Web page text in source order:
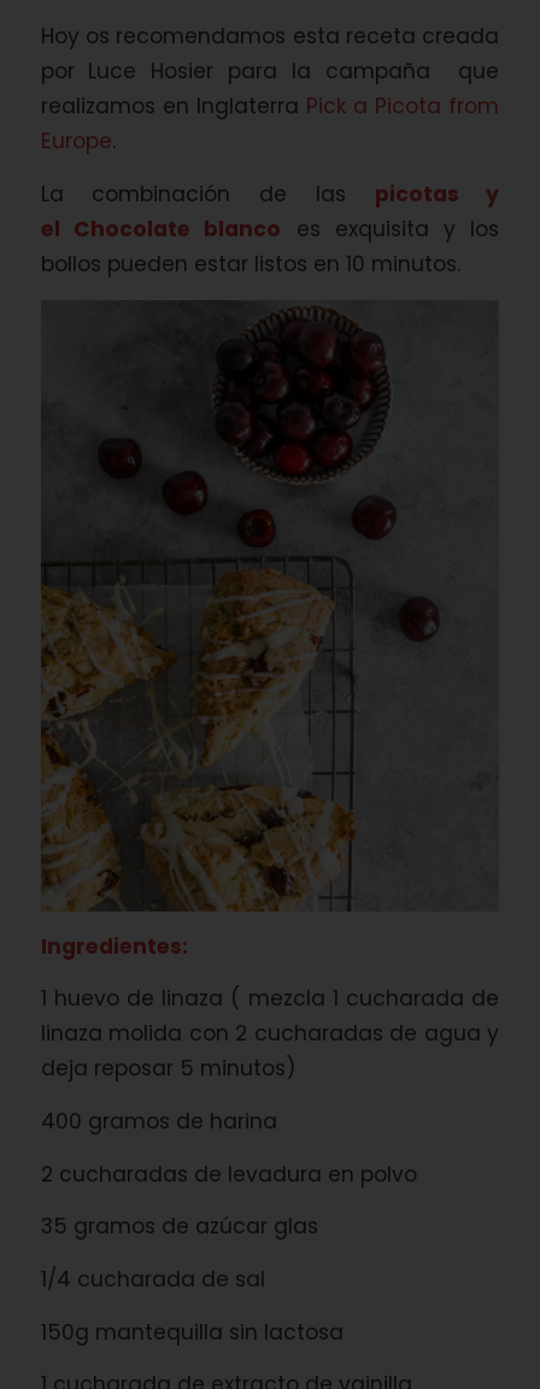
Hoy os recomendamos esta receta creada
por Luce Hosier para la campaña que
realizamos en Inglaterra Pick a Picota from
Europe.
La combinación de las picotas y
el Chocolate blanco es exquisita y los
bollos pueden estar listos en 10 minutos.
Ingredientes:
1 huevo de linaza ( mezcla 1 cucharada de
linaza molida con 2 cucharadas de agua y
deja reposar 5 minutos)
400 gramos de harina
2 cucharadas de levadura en polvo
35 gramos de azúcar glas
1/4 cucharada de sal
150g mantequilla sin lactosa